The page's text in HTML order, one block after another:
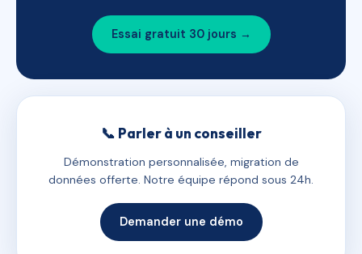
Essai gratuit 30 jours →
📞 Parler à un conseiller
Démonstration personnalisée, migration de
données offerte. Notre équipe répond sous 24h.
Demander une démo